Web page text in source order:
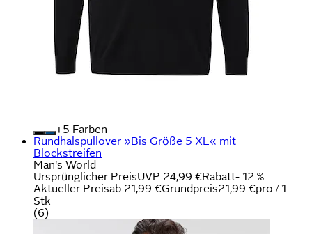
+
Farben
Rundhalspullover »Bis Größe 5 XL« mit
Blockstreifen
Man's World
Ursprünglicher PreisUVP 24,99 €Rabatt- 12 %
Aktueller Preisab 21,99 €Grundpreis21,99 €pro / 1
Stk
(6)